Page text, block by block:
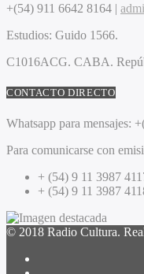
+(54) 911 6642 8164 |
Estudios: Guido 1566.
C1016ACG. CABA.
CONTACTO DIRECTO
Whatsapp para mensajes:
Para comunicarse con
+ (54) 9 11 3987
+ (54) 9 11 3987
© 2018 Radio Cultura.